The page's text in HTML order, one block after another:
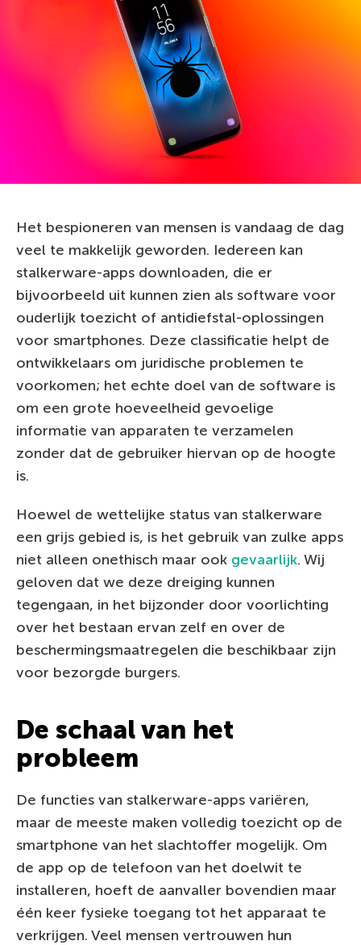
Het bespioneren van mensen is vandaag de dag
veel te makkelijk geworden. Iedereen kan
stalkerware-apps downloaden, die er
bijvoorbeeld uit kunnen zien als software voor
ouderlijk toezicht of antidiefstal-oplossingen
voor smartphones. Deze classificatie helpt de
ontwikkelaars om juridische problemen te
voorkomen; het echte doel van de software is
om een grote hoeveelheid gevoelige
informatie van apparaten te verzamelen
zonder dat de gebruiker hiervan op de hoogte
is.
Hoewel de wettelijke status van stalkerware
een grijs gebied is, is het gebruik van zulke apps
niet alleen onethisch maar ook gevaarlijk. Wij
geloven dat we deze dreiging kunnen
tegengaan, in het bijzonder door voorlichting
over het bestaan ervan zelf en over de
beschermingsmaatregelen die beschikbaar zijn
voor bezorgde burgers.
De schaal van het
probleem
De functies van stalkerware-apps variëren,
maar de meeste maken volledig toezicht op de
smartphone van het slachtoffer mogelijk. Om
de app op de telefoon van het doelwit te
installeren, hoeft de aanvaller bovendien maar
één keer fysieke toegang tot het apparaat te
verkrijgen. Veel mensen vertrouwen hun